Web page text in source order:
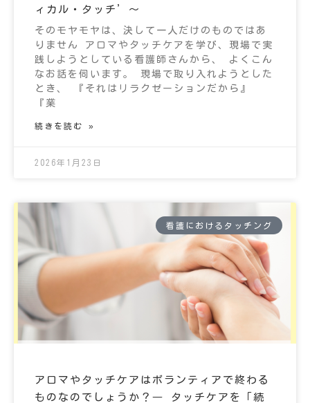
ィカル・タッチ’～
そのモヤモヤは、決して一人だけのものではあ
りません アロマやタッチケアを学び、現場で実
践しようとしている看護師さんから、 よくこん
なお話を伺います。 現場で取り入れようとした
とき、 『それはリラクゼーションだから』
『業
続きを読む »
2026年1月23日
看護におけるタッチング
アロマやタッチケアはボランティアで終わる
ものなのでしょうか？― タッチケアを「続